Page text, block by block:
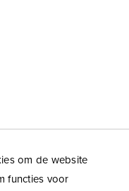
om de website
functies voor